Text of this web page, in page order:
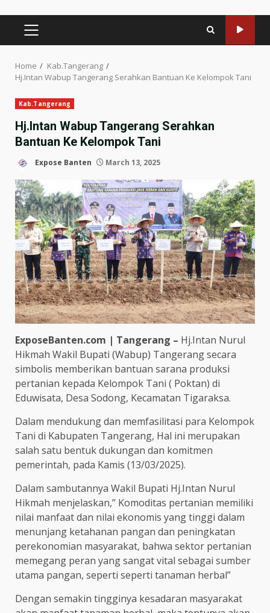
PRIMARY
MENU
Home
Kab.Tangerang
Hj.Intan Wabup Tangerang Serahkan Bantuan Ke Kelompok Tani
Kab.Tangerang
Hj.Intan Wabup Tangerang Serahkan
Bantuan Ke Kelompok Tani
Expose Banten March 13, 2025
ExposeBanten.com | Tangerang – Hj.Intan Nurul
Hikmah Wakil Bupati (Wabup) Tangerang secara
simbolis memberikan bantuan sarana produksi
pertanian kepada Kelompok Tani ( Poktan) di
Eduwisata, Desa Sodong, Kecamatan Tigaraksa.
Dalam mendukung dan memfasilitasi para Kelompok
Tani di Kabupaten Tangerang, Hal ini merupakan
salah satu bentuk dukungan dan komitmen
pemerintah, pada Kamis (13/03/2025).
Dalam sambutannya Wakil Bupati Hj.Intan Nurul
Hikmah menjelaskan,” Komoditas pertanian memiliki
nilai manfaat dan nilai ekonomis yang tinggi dalam
menunjang ketahanan pangan dan peningkatan
perekonomian masyarakat, bahwa sektor pertanian
memegang peran yang sangat vital sebagai sumber
utama pangan, seperti seperti tanaman herbal”
Dengan semakin tingginya kesadaran masyarakat